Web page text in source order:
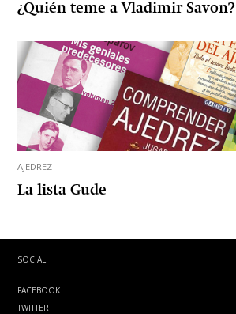
¿Quién teme a Vladimir Savon?
AJEDREZ
La lista Gude
SOCIAL
FACEBOOK
TWITTER